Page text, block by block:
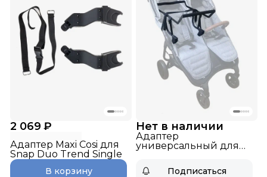
2 069 ₽
Адаптер Maxi Cosi для
Snap Duo Trend Single
В корзину
Нет в наличии
Адаптер
универсальный для
Trend
Подписаться